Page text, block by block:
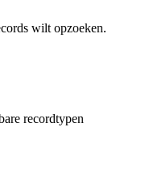
wilt opzoeken.
recordtypen